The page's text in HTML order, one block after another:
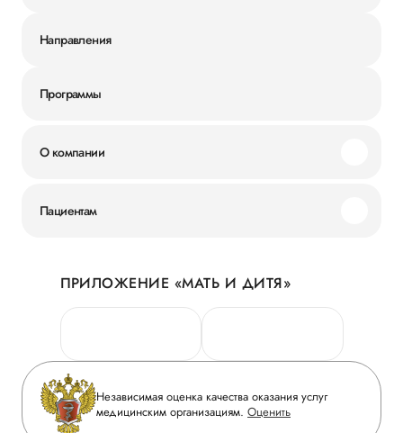
Направления
Программы
О компании
Новости
Руководство
Сотрудничество
Инвесторам
Журнал «Мать и дитя»
Пациентам
Личный кабинет
Персональные данные
Горячая линия качества
Вопрос-ответ
Приложение пациента
ПРИЛОЖЕНИЕ «МАТЬ И ДИТЯ»
Независимая оценка качества оказания услуг
медицинским организациям. Оценить